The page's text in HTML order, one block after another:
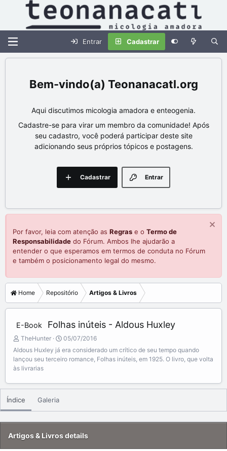
Entrar Cadastrar
Teonanacatl.org
Aqui discutimos micologia amadora e enteogenia.
Cadastre-se para virar um membro da comunidade! Após
seu cadastro, você poderá participar deste site
adicionando seus próprios tópicos e postagens.
Entrar
Cadastrar
Por favor, leia com atenção as Regras e o Termo de
Responsabilidade do Fórum. Ambos lhe ajudarão a
entender o que esperamos em termos de conduta no Fórum
e também o posicionamento legal do mesmo.
Home Repositório Artigos & Livros
E-Book Folhas inúteis - Aldous Huxley
A
d
d
e
b
TheHunter
C
r
e
e
t
e
05/07/2016
Aldous Huxley já era considerado um crítico de seu tempo quando
lançou seu terceiro romance, Folhas inúteis, em 1925. O livro, que volta
às livrarias
Índice Galeria
Artigos & Livros details